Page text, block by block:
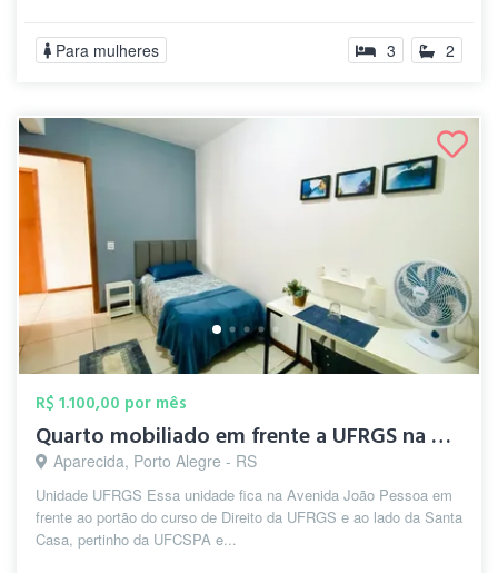
Para mulheres 3 2
R$ 1.100,00 por mês
Quarto mobiliado em frente a UFRGS na Ci...
Aparecida, Porto Alegre - RS
Unidade UFRGS Essa unidade fica na Avenida João Pessoa em
frente ao portão do curso de Direito da UFRGS e ao lado da Santa
Casa, pertinho da UFCSPA e...